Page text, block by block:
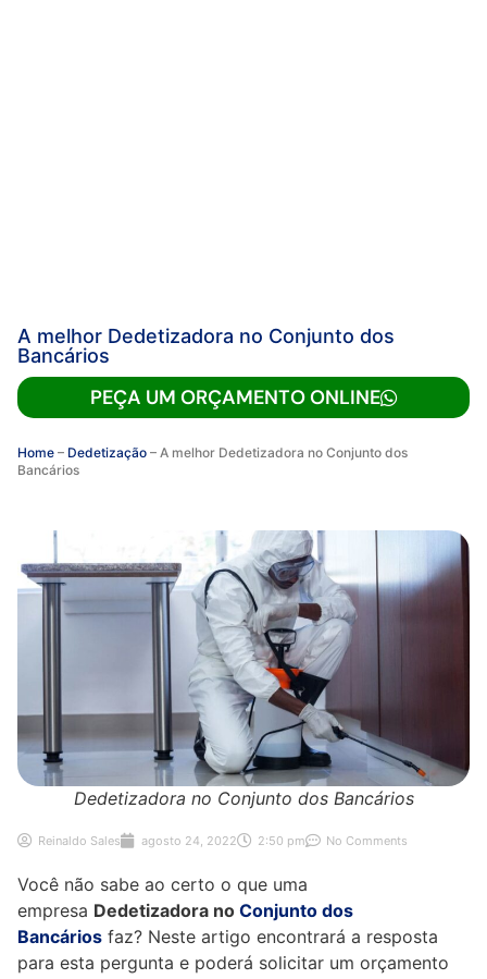
A melhor Dedetizadora no Conjunto dos
Bancários
PEÇA UM ORÇAMENTO ONLINE
Home – Dedetização – A melhor Dedetizadora no Conjunto dos
Bancários
Dedetizadora no Conjunto dos Bancários
Reinaldo Sales agosto 24, 2022 2:50 pm No Comments
Você não sabe ao certo o que uma
empresa Dedetizadora no Conjunto dos
Bancários faz? Neste artigo encontrará a resposta
para esta pergunta e poderá solicitar um orçamento